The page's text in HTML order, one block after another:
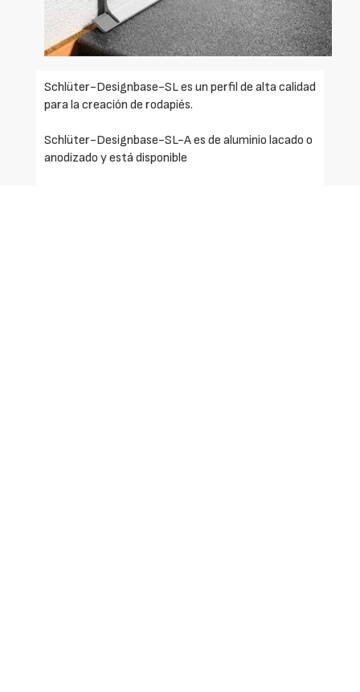
Schlüter-Designbase-SL es un perfil de alta calidad
para la creación de rodapiés.
Schlüter-Designbase-SL-A es de aluminio lacado o
anodizado y está disponible